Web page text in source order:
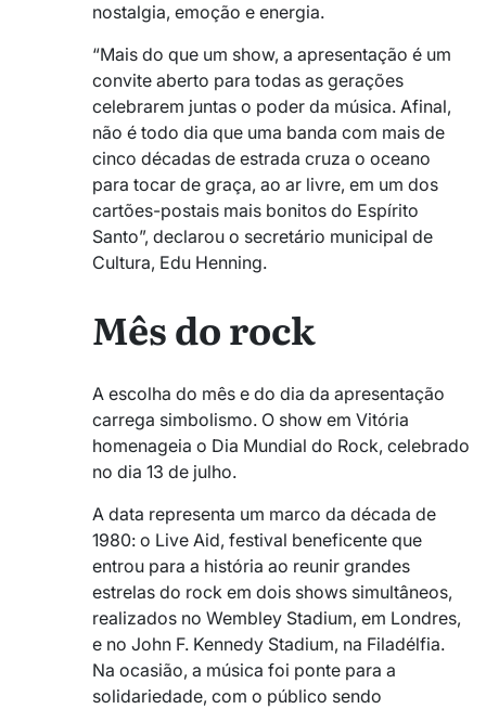
nostalgia, emoção e energia.
“Mais do que um show, a apresentação é um
convite aberto para todas as gerações
celebrarem juntas o poder da música. Afinal,
não é todo dia que uma banda com mais de
cinco décadas de estrada cruza o oceano
para tocar de graça, ao ar livre, em um dos
cartões-postais mais bonitos do Espírito
Santo”, declarou o secretário municipal de
Cultura, Edu Henning.
Mês do rock
A escolha do mês e do dia da apresentação
carrega simbolismo. O show em Vitória
homenageia o Dia Mundial do Rock, celebrado
no dia 13 de julho.
A data representa um marco da década de
1980: o Live Aid, festival beneficente que
entrou para a história ao reunir grandes
estrelas do rock em dois shows simultâneos,
realizados no Wembley Stadium, em Londres,
e no John F. Kennedy Stadium, na Filadélfia.
Na ocasião, a música foi ponte para a
solidariedade, com o público sendo